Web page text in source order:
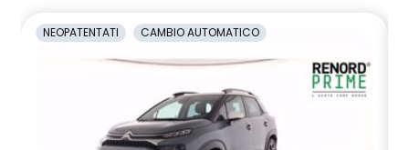
NEOPATENTATI CAMBIO AUTOMATICO